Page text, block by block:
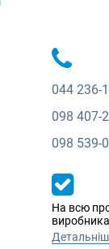
044 236-
098 407-
098 539-
На всю
виробника